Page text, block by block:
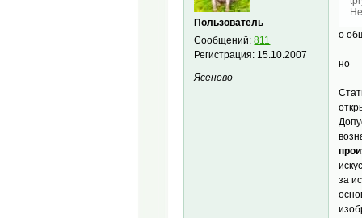
Пользователь
Сообщений:811
Регистрация: 15.10.2007
Ясенево
о
но
за